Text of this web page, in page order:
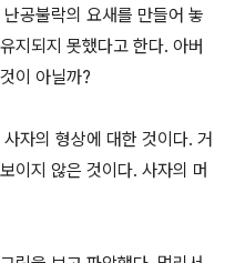
공불락의 요새를 만들어 놓
지되지 못했다고 한다. 아버
이 아닐까?
자의 형상에 대한 것이다. 거
이지 않은 것이다. 사자의 머